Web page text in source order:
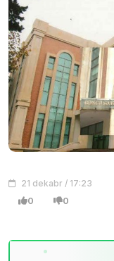
21 dekabr / 17:23
0 0